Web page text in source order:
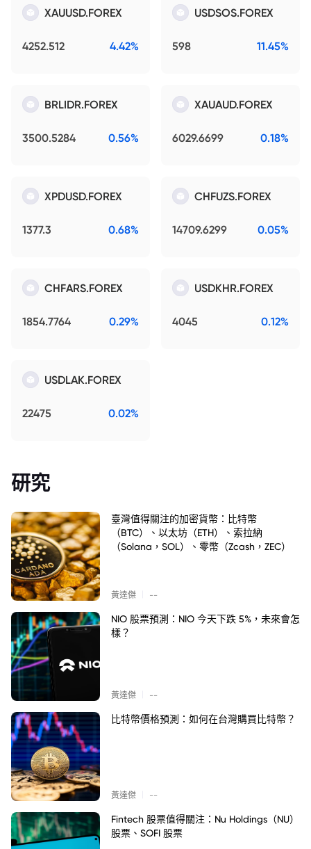
XAUUSD.FOREX
4252.512 4.42%
USDSOS.FOREX
598 11.45%
BRLIDR.FOREX
3500.5284 0.56%
XAUAUD.FOREX
6029.6699 0.18%
XPDUSD.FOREX
1377.3 0.68%
CHFUZS.FOREX
14709.6299 0.05%
CHFARS.FOREX
1854.7764 0.29%
USDKHR.FOREX
4045 0.12%
USDLAK.FOREX
22475 0.02%
研究
臺灣值得關注的加密貨幣：比特幣
（BTC）、以太坊（ETH）、索拉納
（Solana，SOL）、零幣（Zcash，ZEC）
黃達傑 --
NIO 股票預測：NIO 今天下跌 5%，未來會怎
樣？
黃達傑 --
比特幣價格預測：如何在台灣購買比特幣？
黃達傑 --
Fintech 股票值得關注：Nu Holdings（NU）
股票、SOFI 股票